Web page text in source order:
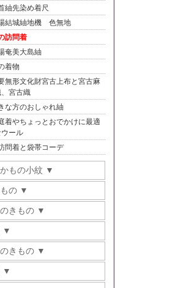
紬先染め着尺
結城紬地機 色無地
訪問着
奄美大島紬
着物
無形文化財宮古上布と宮古麻
宮古織
な方のおしゃれ紬
着やちょっとおでかけに最適
ール
問着と袋帯コーデ
もの小紋
の
きもの
きもの